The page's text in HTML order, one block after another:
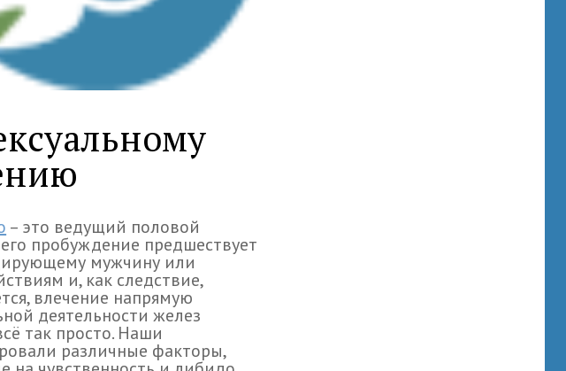
– это ведущий половой
пробуждение предшествует
мужчину или
и, как следствие,
влечение напрямую
деятельности желез
так просто. Наши
различные факторы,